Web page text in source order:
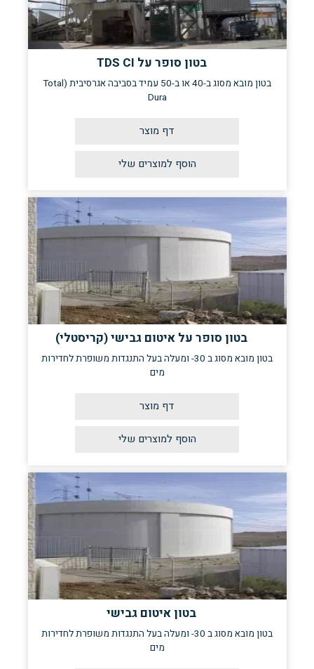
בטון סופר על TDS CI
בטון מובא מסוג ב-40 או ב-50 עמיד בסביבה אגרסיבית (Total
Dura
דף מוצר
בטון סופר על איטום גבישי (קריסטלי)
בטון מובא מסוג ב 30- ומעלה בעל התנגדות משופרת לחדירות
מים
דף מוצר
בטון איטום גבישי
בטון מובא מסוג ב 30- ומעלה בעל התנגדות משופרת לחדירות
מים